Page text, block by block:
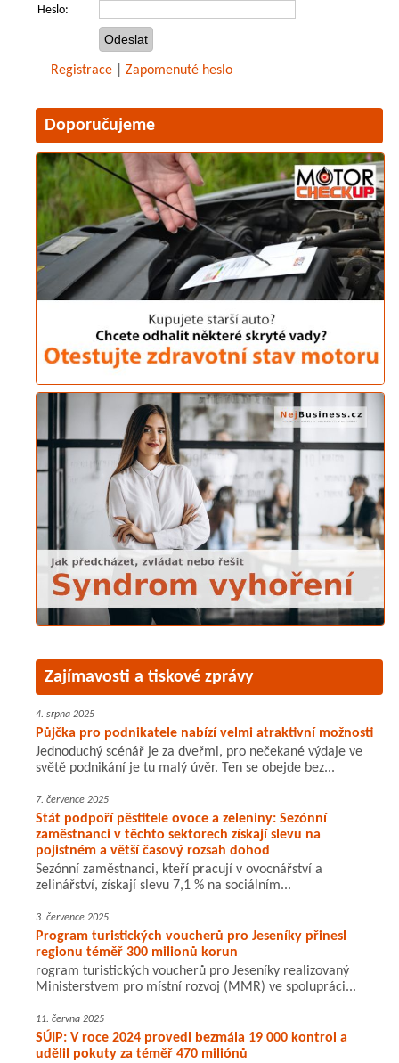
Heslo:
Registrace Zapomenuté heslo
Doporučujeme
Zajímavosti a tiskové zprávy
4. srpna 2025
Půjčka pro podnikatele nabízí velmi atraktivní možnosti
Jednoduchý scénář je za dveřmi, pro nečekané výdaje ve
světě podnikání je tu malý úvěr. Ten se obejde bez...
7. července 2025
Stát podpoří pěstitele ovoce a zeleniny: Sezónní
zaměstnanci v těchto sektorech získají slevu na
pojistném a větší časový rozsah dohod
Sezónní zaměstnanci, kteří pracují v ovocnářství a
zelinářství, získají slevu 7,1 % na sociálním...
3. července 2025
Program turistických voucherů pro Jeseníky přinesl
regionu téměř 300 milionů korun
rogram turistických voucherů pro Jeseníky realizovaný
Ministerstvem pro místní rozvoj (MMR) ve spolupráci...
11. června 2025
SÚIP: V roce 2024 provedl bezmála 19 000 kontrol a
udělil pokuty za téměř 470 miliónů